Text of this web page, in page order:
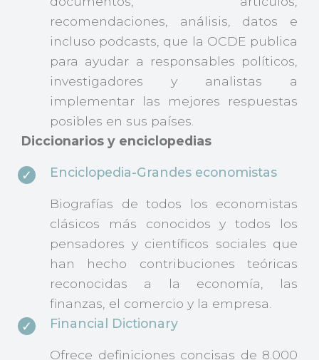
recomendaciones, análisis, datos e
incluso podcasts, que la OCDE publica
para ayudar a responsables políticos,
investigadores y analistas a
implementar las mejores respuestas
posibles en sus países.
Diccionarios y enciclopedias
Enciclopedia-Grandes economistas
Biografías de todos los economistas
clásicos más conocidos y todos los
pensadores y científicos sociales que
han hecho contribuciones teóricas
reconocidas a la economía, las
finanzas, el comercio y la empresa.
Financial Dictionary
Ofrece definiciones concisas de 8.000